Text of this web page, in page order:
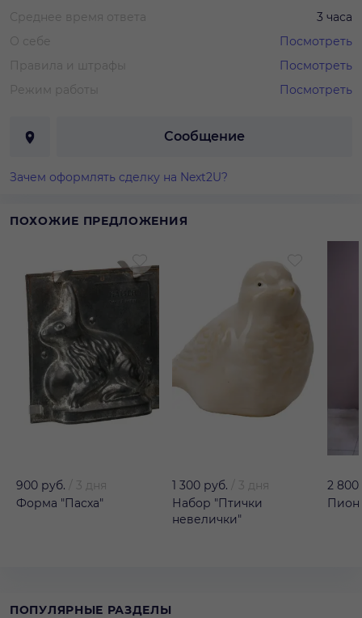
Среднее время ответа
3 часа
О себе
Посмотреть
Правила и штрафы
Посмотреть
Режим работы
Посмотреть
Сообщение
Зачем оформлять сделку на Next2U?
ПОХОЖИЕ ПРЕДЛОЖЕНИЯ
900 руб.
3 дня
Форма "Пасха"
1 300 руб.
3 дня
Набор "Птички
невелички"
2 800
Пион
ПОПУЛЯРНЫЕ РАЗДЕЛЫ